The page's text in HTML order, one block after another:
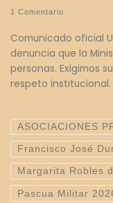
1 Comentario
Comunicado oficial
denuncia que la
personas. Exigimos
respeto institucional.
ASOCIACIONES
Francisco José
Margarita Robles
Pascua Militar